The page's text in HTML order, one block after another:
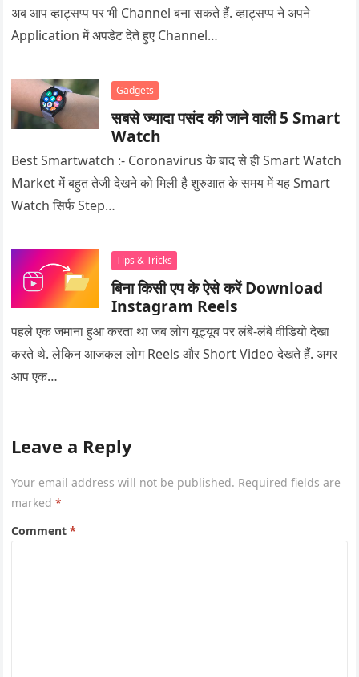
अब आप व्हाट्सप्प पर भी Channel बना सकते हैं. व्हाट्सप्प ने अपने
Application में अपडेट देते हुए Channel…
Gadgets
सबसे ज्यादा पसंद की जाने वाली 5 Smart
Watch
Best Smartwatch :- Coronavirus के बाद से ही Smart Watch
Market में बहुत तेजी देखने को मिली है शुरुआत के समय में यह Smart
Watch सिर्फ Step…
Tips & Tricks
बिना किसी एप के ऐसे करें Download
Instagram Reels
पहले एक जमाना हुआ करता था जब लोग यूट्यूब पर लंबे-लंबे वीडियो देखा
करते थे. लेकिन आजकल लोग Reels और Short Video देखते हैं. अगर
आप एक…
Leave a Reply
Your email address will not be published. Required fields are
marked*
Comment*